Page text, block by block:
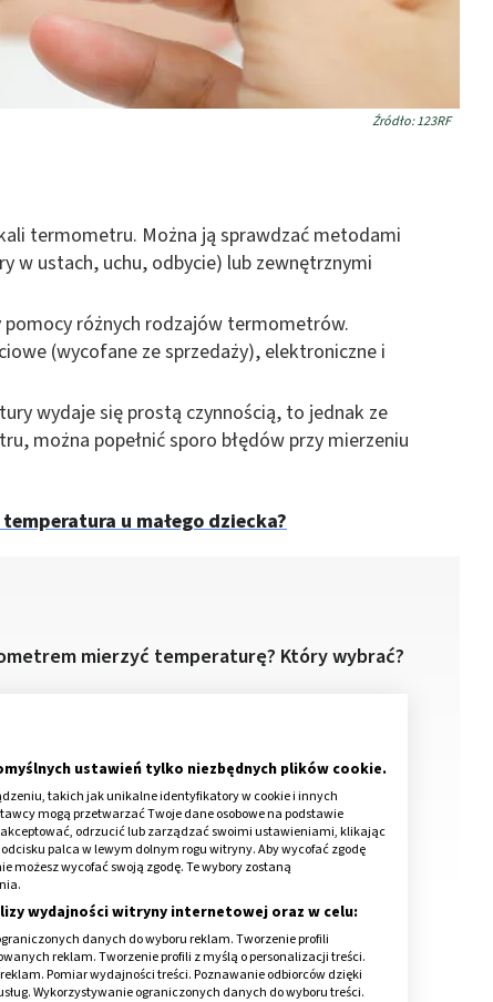
Źródło: 123RF
termometru. Można ją sprawdzać metodami
w ustach, uchu, odbycie) lub zewnętrznymi
pomocy różnych rodzajów termometrów.
(wycofane ze sprzedaży), elektroniczne i
wydaje się prostą czynnością, to jednak ze
można popełnić sporo błędów przy mierzeniu
u małego dziecka?
mierzyć temperaturę? Który wybrać?
jest gorączka?
prawidłowo mierzyć temperaturę
ustawień tylko niezbędnych plików cookie.
takich jak unikalne identyfikatory w cookie i innych
mogą przetwarzać Twoje dane osobowe na podstawie
odrzucić lub zarządzać swoimi ustawieniami, klikając
palca w lewym dolnym rogu witryny. Aby wycofać zgodę
możesz wycofać swoją zgodę. Te wybory zostaną
wydajności witryny internetowej oraz w celu:
danych do wyboru reklam. Tworzenie profili
reklam. Tworzenie profili z myślą o personalizacji treści.
Pomiar wydajności treści. Poznawanie odbiorców dzięki
Wykorzystywanie ograniczonych danych do wyboru treści.